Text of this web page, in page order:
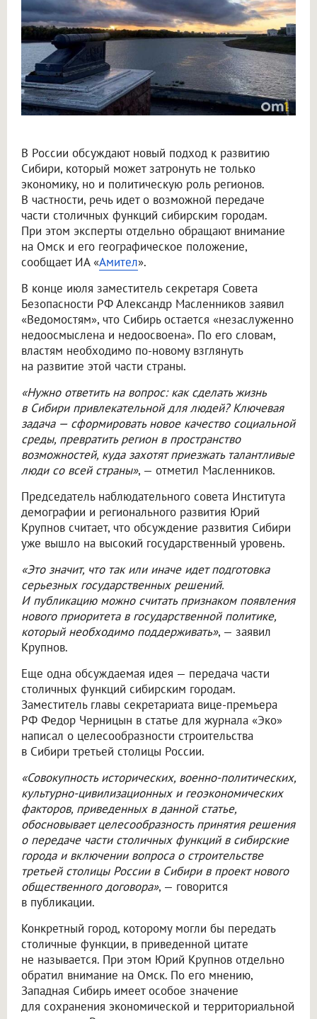
В России обсуждают новый подход к развитию
Сибири, который может затронуть не только
экономику, но и политическую роль регионов.
В частности, речь идет о возможной передаче
части столичных функций сибирским городам.
При этом эксперты отдельно обращают внимание
на Омск и его географическое положение,
сообщает ИА «Амител».
В конце июля заместитель секретаря Совета
Безопасности РФ Александр Масленников заявил
«Ведомостям», что Сибирь остается «незаслуженно
недоосмыслена и недоосвоена». По его словам,
властям необходимо по-новому взглянуть
на развитие этой части страны.
«Нужно ответить на вопрос: как сделать жизнь
в Сибири привлекательной для людей? Ключевая
задача — сформировать новое качество социальной
среды, превратить регион в пространство
возможностей, куда захотят приезжать талантливые
люди со всей страны», — отметил Масленников.
Председатель наблюдательного совета Института
демографии и регионального развития Юрий
Крупнов считает, что обсуждение развития Сибири
уже вышло на высокий государственный уровень.
«Это значит, что так или иначе идет подготовка
серьезных государственных решений.
И публикацию можно считать признаком появления
нового приоритета в государственной политике,
который необходимо поддерживать», — заявил
Крупнов.
Еще одна обсуждаемая идея — передача части
столичных функций сибирским городам.
Заместитель главы секретариата вице-премьера
РФ Федор Черницын в статье для журнала «Эко»
написал о целесообразности строительства
в Сибири третьей столицы России.
«Совокупность исторических, военно-политических,
культурно-цивилизационных и геоэкономических
факторов, приведенных в данной статье,
обосновывает целесообразность принятия решения
о передаче части столичных функций в сибирские
города и включении вопроса о строительстве
третьей столицы России в Сибири в проект нового
общественного договора», — говорится
в публикации.
Конкретный город, которому могли бы передать
столичные функции, в приведенной цитате
не называется. При этом Юрий Крупнов отдельно
обратил внимание на Омск. По его мнению,
Западная Сибирь имеет особое значение
для сохранения экономической и территориальной